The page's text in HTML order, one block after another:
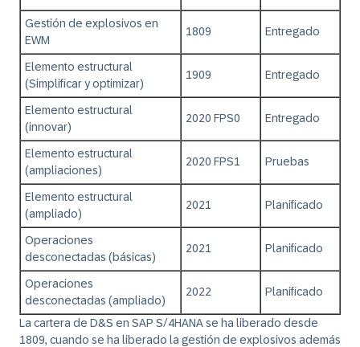
Gestión de explosivos en
EWM
1809 Entregado
Elemento estructural
(Simplificar y optimizar)
1909 Entregado
Elemento estructural
(innovar)
2020 FPS0 Entregado
Elemento estructural
(ampliaciones)
2020 FPS1 Pruebas
Elemento estructural
(ampliado)
2021 Planificado
Operaciones
desconectadas (básicas)
2021 Planificado
Operaciones
desconectadas (ampliado)
2022 Planificado
La cartera de D&S en SAP S/4HANA se ha liberado desde
1809, cuando se ha liberado la gestión de explosivos además